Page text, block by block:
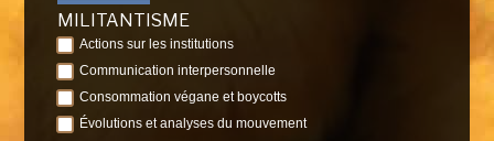
MILITANTISME
Actions sur les institutions
Communication interpersonnelle
Consommation végane et boycotts
Évolutions et analyses du mouvement